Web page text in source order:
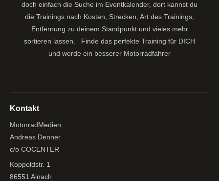
doch einfach die Suche im Eventkalender, dort kannst du
die Trainings nach Kosten, Strecken, Art des Trainings,
Entfernung zu deinem Standpunkt und vieles mehr
sortieren lassen. Finde das perfekte Training für DICH
und werde ein besserer Motorradfahrer
Kontakt
MotorradMedien
Andreas Denner
c/o COCENTER
Koppoldstr. 1
86551 Ainach